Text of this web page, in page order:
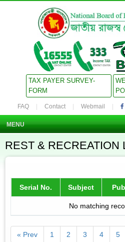
TAX PAYER SURVEY-
FORM
FAQ Contact Webmail
MENU
REST & RECREATION
Serial No. Subject
No matching
« Prev 1 2 3 4 5